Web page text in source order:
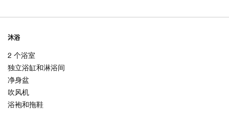
沐浴
2 个浴室
独立浴缸和淋浴间
净身盆
吹风机
浴袍和拖鞋